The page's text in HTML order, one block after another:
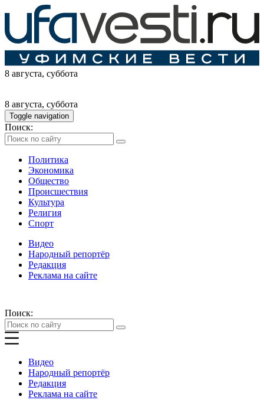
8 августа, суббота
8 августа, суббота
Toggle navigation
Поиск:
Политика
Экономика
Общество
Происшествия
Культура
Религия
Спорт
Видео
Народный репортёр
Редакция
Реклама на сайте
Поиск:
Видео
Народный репортёр
Редакция
Реклама на сайте